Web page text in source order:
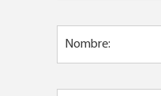
Nombre: